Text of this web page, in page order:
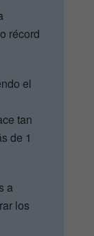
récord
el
tan
de 1
a
los